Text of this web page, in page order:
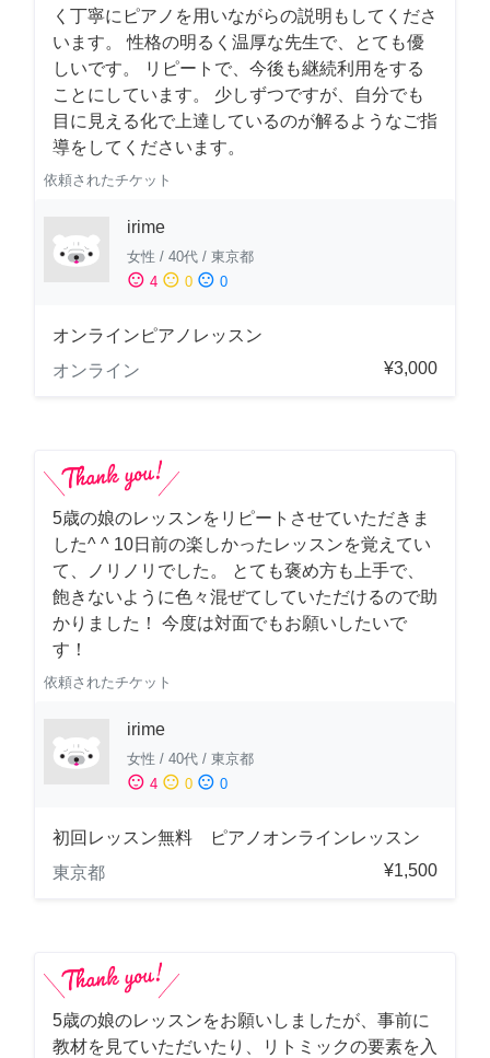
く丁寧にピアノを用いながらの説明もしてくださ
います。 性格の明るく温厚な先生で、とても優
しいです。 リピートで、今後も継続利用をする
ことにしています。 少しずつですが、自分でも
目に見える化で上達しているのが解るようなご指
導をしてくださいます。
依頼されたチケット
irime
女性 / 40代 / 東京都
sentiment_satisfied 4 sentiment_neutral 0 sentiment_dissatisfied 0
オンラインピアノレッスン
オンライン
¥3,000
5歳の娘のレッスンをリピートさせていただきま
した^ ^ 10日前の楽しかったレッスンを覚えてい
て、ノリノリでした。 とても褒め方も上手で、
飽きないように色々混ぜてしていただけるので助
かりました！ 今度は対面でもお願いしたいで
す！
依頼されたチケット
irime
女性 / 40代 / 東京都
sentiment_satisfied 4 sentiment_neutral 0 sentiment_dissatisfied 0
初回レッスン無料 ピアノオンラインレッスン
東京都
¥1,500
5歳の娘のレッスンをお願いしましたが、事前に
教材を見ていただいたり、リトミックの要素を入